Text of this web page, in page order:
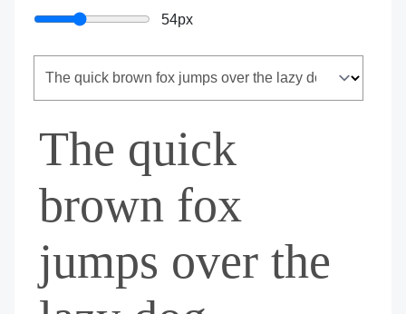
54px
The quick
brown fox
jumps over the